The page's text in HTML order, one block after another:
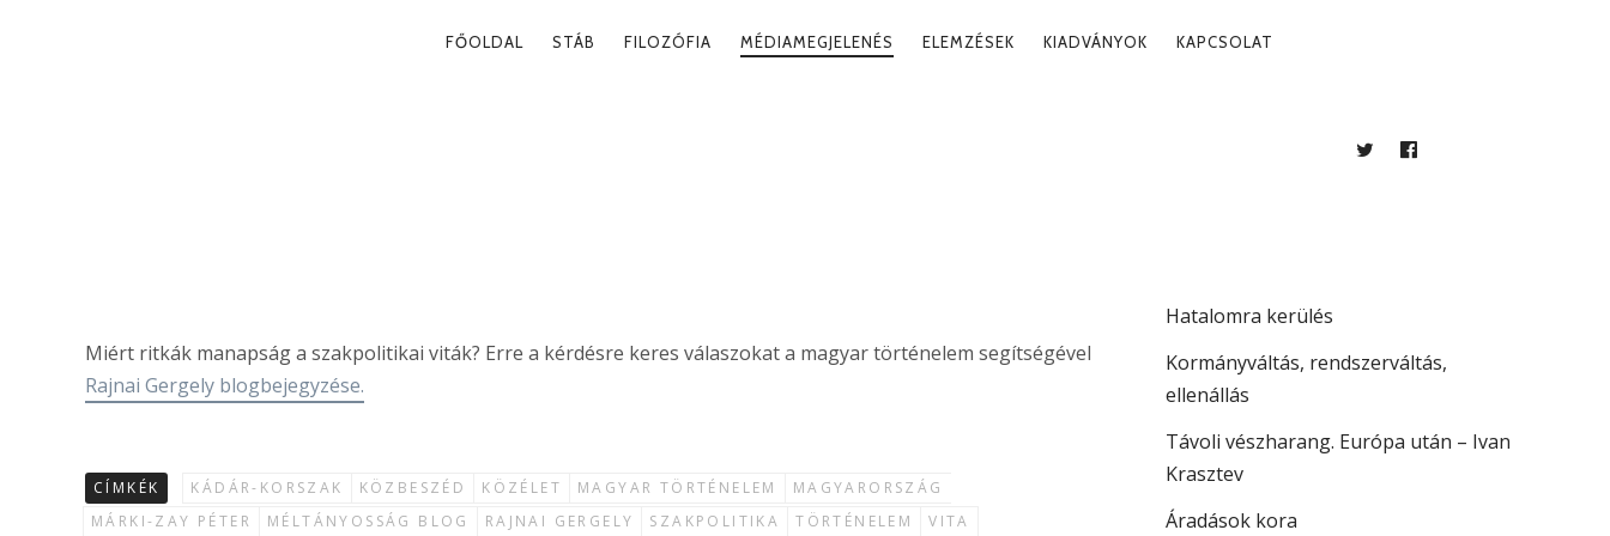
PRIMARY
FŐOLDAL STÁB FILOZÓFIA MÉDIAMEGJELENÉS ELEMZÉSEK KIADVÁNYOK KAPCSOLAT
TWITTERFACEBOOK
Miért ritkák manapság a szakpolitikai viták? Erre a kérdésre keres válaszokat a magyar történelem segítségével
Rajnai Gergely blogbejegyzése.
CÍMKÉK KÁDÁR-KORSZAK KÖZBESZÉD KÖZÉLET MAGYAR TÖRTÉNELEM
MAGYARORSZÁG
MÁRKI-ZAY PÉTER
MÉLTÁNYOSSÁG BLOG RAJNAI GERGELY SZAKPOLITIKA TÖRTÉNELEM VITA
Hatalomra kerülés
Kormányváltás, rendszerváltás,
ellenállás
Távoli vészharang. Európa után – Ivan
Krasztev
Áradások kora